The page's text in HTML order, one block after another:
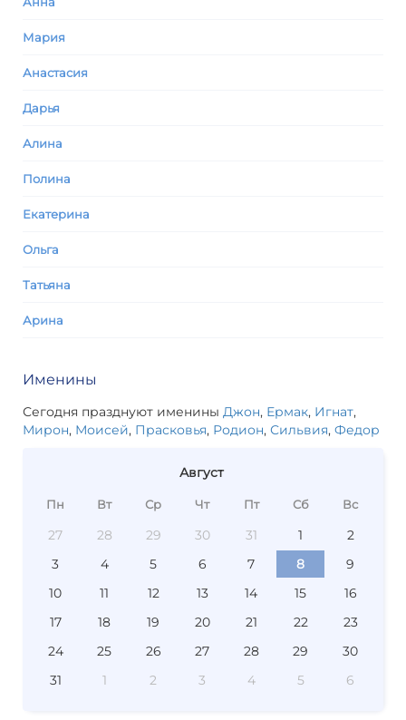
Мария
Анастасия
Дарья
Алина
Полина
Екатерина
Ольга
Татьяна
Арина
Именины
Сегодня празднуют именины Джон, Ермак, Игнат,
Мирон, Моисей, Прасковья, Родион, Сильвия, Федор
Август
Пн Вт Ср Чт Пт Сб Вс
27 28 29 30 31 1
2
3
4 5 6 7 8
9
10
11 12 13 14 15
16
17
18 19 20 21 22
23
24
25 26 27 28 29
30
31
1 2 3 4 5 6